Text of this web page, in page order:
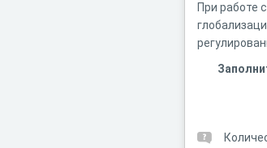
При работе